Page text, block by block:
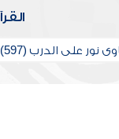
نور على الدرب (597)